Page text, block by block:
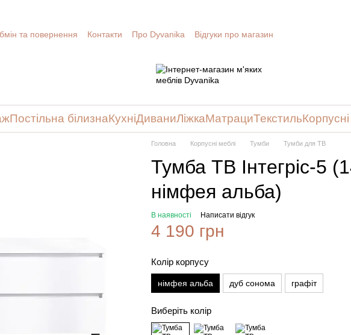
та повернення Контакти Про Dyvanika Відгуки про магазин
Постільна білизнаКухніДиваниЛіжкаМатрациТекстиль
Головна Корпусні меблі Тумби Тумби для ТВ
Тумба ТВ Інтегріс-5
німфея альба)
В наявності Написати відгук
4 190 грн
Колір корпусу
німфея альба дуб сонома графіт
Виберіть колір